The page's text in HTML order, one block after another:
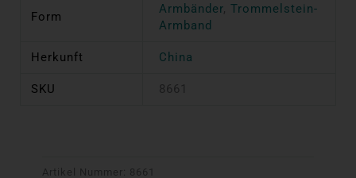
Form
Armbänder, Trommelstein-
Armband
Herkunft China
SKU 8661
Artikel Nummer: 8661